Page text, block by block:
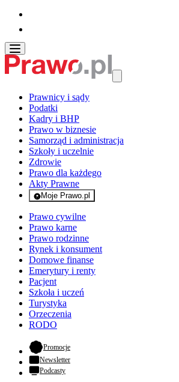
Prawnicy i sądy
Podatki
Kadry i BHP
Prawo w biznesie
Samorząd i administracja
Szkoły i uczelnie
Zdrowie
Prawo dla każdego
Akty Prawne
Moje Prawo.pl
- rejestracja i logowanie do serwisu
Prawo cywilne
Prawo karne
Prawo rodzinne
Rynek i konsument
Domowe finanse
Emerytury i renty
Pacjent
Szkoła i uczeń
Turystyka
Orzeczenia
RODO
Promocje- otwiera się w nowej karcie
Newsletter
Podcasty